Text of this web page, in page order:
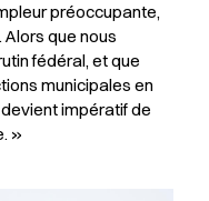
préoccupante,
que nous
fédéral, et que
municipales en
impératif de
»